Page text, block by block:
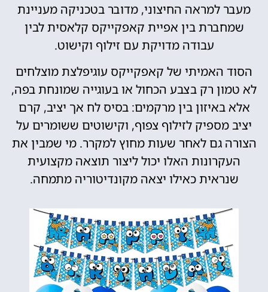
מעבר למראה החיצוני, מדובר בטכניקה מעניינת
שמחברת בין אפיית קאפקייקס קלאסית לבין
עבודה מדויקת עם זילוף וקישוט.
הסוד האמיתי של קאפקייקס עוגיפלצת מוצלחים
לא טמון רק בצבע הכחול או בעוגייה שמונחת בפה,
אלא באיזון בין מרקמים: בסיס לח אך יציב, קרם
יציב מספיק לזילוף צפוף, וקישוטים ששומרים על
הצורה גם לאחר שעות מחוץ למקרר. מי שמבין את
העקרונות האלו יכול ליצור תוצאה מקצועית
שנראית כאילו יצאה מקונדיטוריה מתמחה.